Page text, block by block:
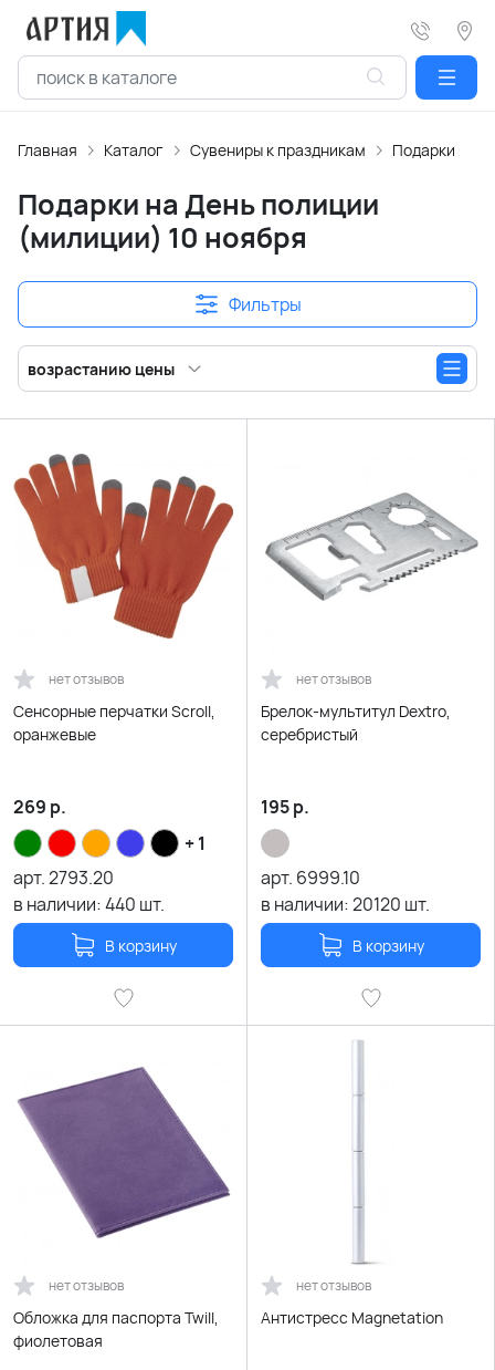
Главная Каталог Сувениры к праздникам Подарки на
Подарки на День полиции
(милиции) 10 ноября
Фильтры
возрастанию цены
нет отзывов
Сенсорные перчатки Scroll,
оранжевые
269 р.
+ 1
арт.2793.20
в наличии:440 шт.
В корзину
нет отзывов
Брелок-мультитул Dextro,
серебристый
195р.
арт. 6999.10
в наличии:20120 шт.
В корзину
нет отзывов
Обложка для паспорта Twill,
фиолетовая
нет отзывов
Антистресс Magnetation